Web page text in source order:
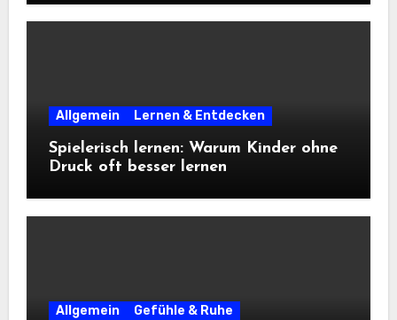
Allgemein Lernen & Entdecken
Spielerisch lernen: Warum Kinder ohne
Druck oft besser lernen
Allgemein Gefühle & Ruhe